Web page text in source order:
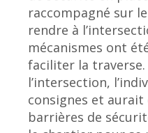
raccompagné sur
rendre à
mécanismes ont
faciliter la traverse.
l’intersection,
consignes et aurait
barrières de